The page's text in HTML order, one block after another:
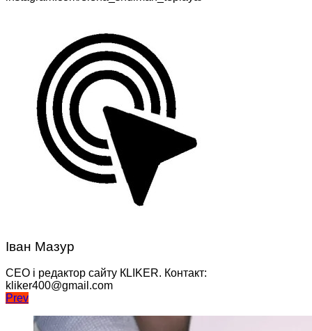
Іван Мазур
CEO і редактор сайту КLIKER. Контакт:
kliker400@gmail.com
Навігація
записів
Prev